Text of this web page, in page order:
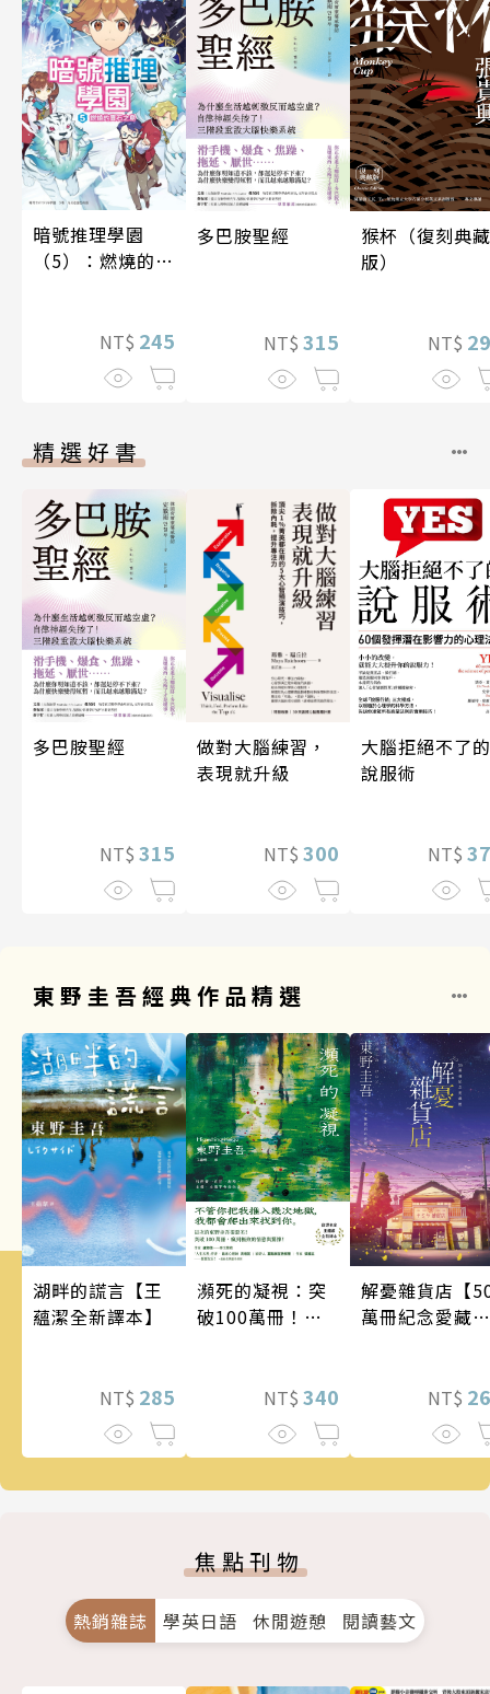
暗號推理學園
（5）：燃燒的寶
NT$ 245
多巴胺聖經
NT$ 315
猴杯（復刻典藏
版）
NT$
精選好書
多巴胺聖經
NT$ 315
做對大腦練習，
表現就升級
NT$ 300
大腦拒絕不了的
說服術
NT$
東野圭吾經典作品精選
湖畔的謊言【王
蘊潔全新譯本】
NT$ 285
瀕死的凝視：突
破100萬冊！這
的情慾與驚悚！
NT$ 340
解憂雜貨店【
萬冊紀念愛藏
NT$
焦點刊物
熱銷雜誌 學英日語 休閒遊憩 閱讀藝文